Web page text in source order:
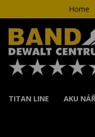
Home
TITAN LINE AKU